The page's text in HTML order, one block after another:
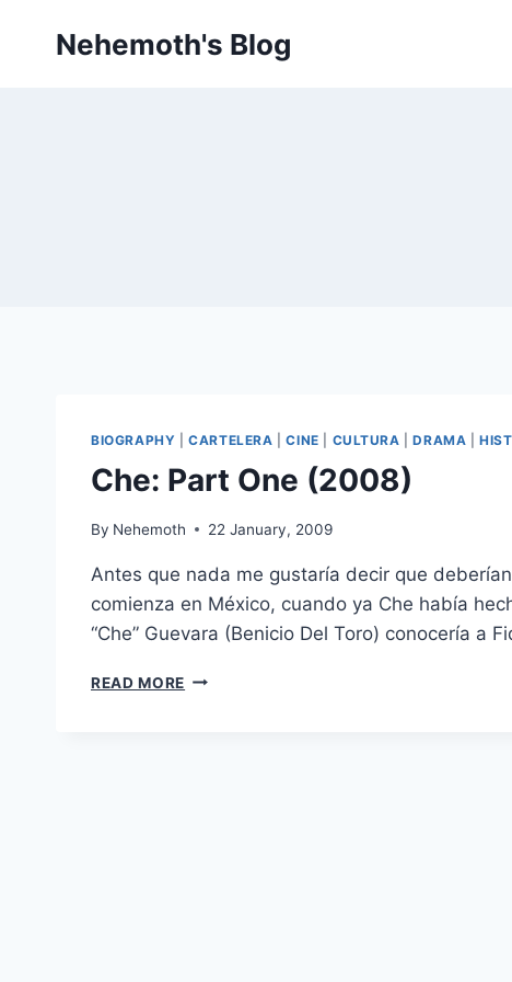
Nehemoth's Blog
BIOGRAPHY |CARTELERA |CINE CULTURA |DRAMA |
Che: Part One (2008)
By Nehemoth 22 January, 2009
Antes que nada me gustaría decir que
comienza en México, cuando ya Che había
“Che” Guevara (Benicio Del Toro) conocería a
READ MORE CHE: